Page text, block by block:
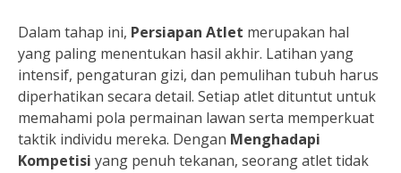
Dalam tahap ini, Persiapan Atlet merupakan hal
yang paling menentukan hasil akhir. Latihan yang
intensif, pengaturan gizi, dan pemulihan tubuh harus
diperhatikan secara detail. Setiap atlet dituntut untuk
memahami pola permainan lawan serta memperkuat
taktik individu mereka. Dengan Menghadapi
Kompetisi yang penuh tekanan, seorang atlet tidak